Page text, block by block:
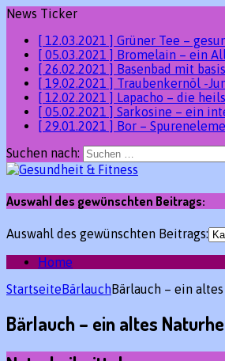
News Ticker
[ 12.03.2021 ] Grüner Tee –
[ 05.03.2021 ] Bromelain – ein
[ 26.02.2021 ] Basenbad mit
[ 19.02.2021 ] Traubenkernöl -
[ 12.02.2021 ] Lapacho – die
[ 05.02.2021 ] Sarkosine – ein
[ 29.01.2021 ] Bor –
Suchen nach:
Auswahl des gewünschten Beitrags:
Auswahl des gewünschten Beitrags:
Home
StartseiteBärlauchBärlauch – ein
Bärlauch – ein altes